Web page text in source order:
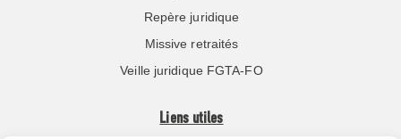
Repère juridique
Missive retraités
Veille juridique FGTA-FO
Liens utiles